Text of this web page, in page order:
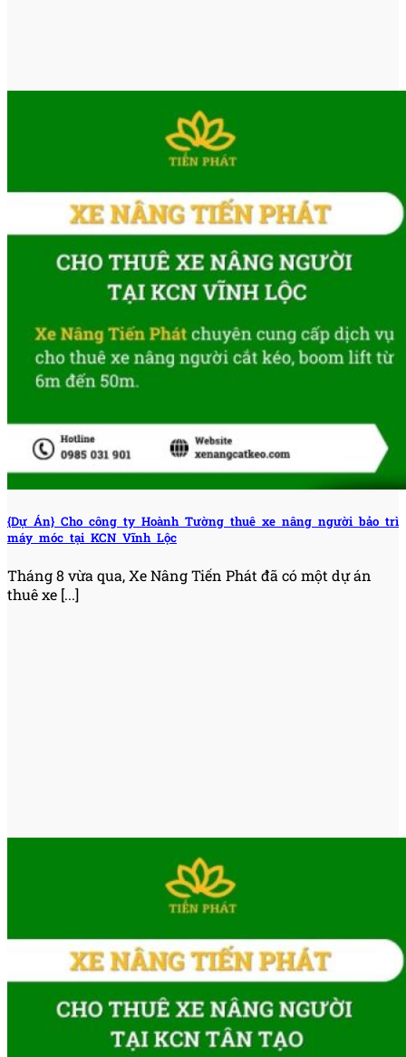
{Dự Án} Cho công ty Hoành Tường thuê xe nâng người bảo trì
máy móc tại KCN Vĩnh Lộc
Tháng 8 vừa qua, Xe Nâng Tiến Phát đã có một dự án
thuê xe [...]